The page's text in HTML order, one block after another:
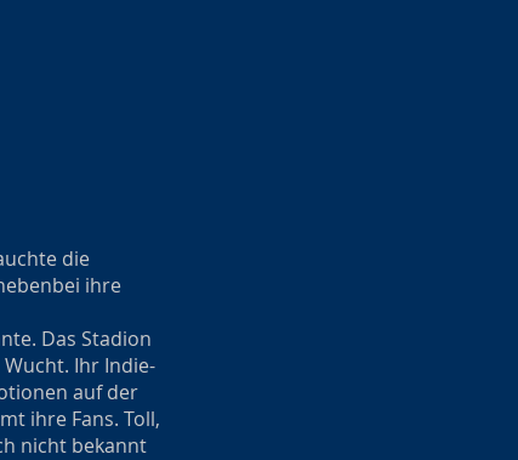
die
ihre
Das Stadion
Ihr Indie-
auf der
ihre Fans. Toll,
nicht bekannt